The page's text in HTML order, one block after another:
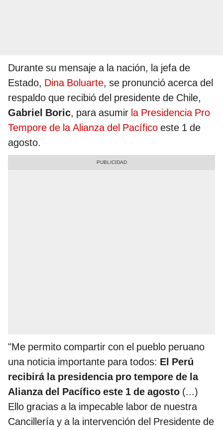
Durante su mensaje a la nación, la jefa de
Estado, Dina Boluarte, se pronunció acerca del
respaldo que recibió del presidente de Chile,
Gabriel Boric, para asumir la Presidencia Pro
Tempore de la Alianza del Pacífico este 1 de
agosto.
"Me permito compartir con el pueblo peruano
una noticia importante para todos: El Perú
recibirá la presidencia pro tempore de la
Alianza del Pacífico este 1 de agosto (...)
Ello gracias a la impecable labor de nuestra
Cancillería y a la intervención del Presidente de